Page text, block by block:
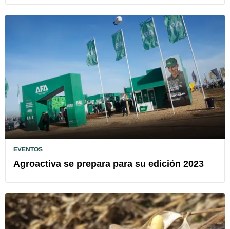
EVENTOS
Agroactiva se prepara para su edición 2023